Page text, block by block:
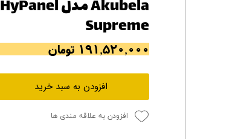
Akubela مدل HyPanel
Supreme
۱۹۱,۵۲۰,۰۰۰ تومان
افزودن به سبد خرید
افزودن به علاقه مندی ها